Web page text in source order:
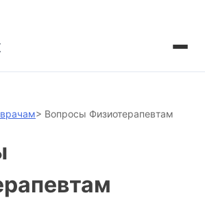
> Вопросы Физиотерапевтам